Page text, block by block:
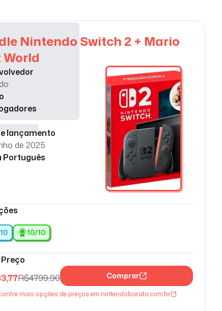
Nintendo Switch 2 + Mario
lançamento
de 2025
Português
10/10
R$4799,90 Comprar
mais opções de preços em nintendobarato.com.br